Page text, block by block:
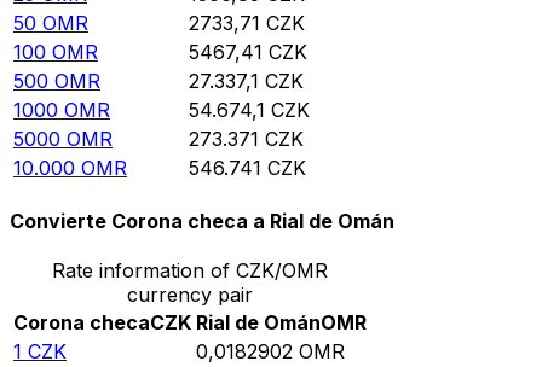
50 OMR 2733,71 CZK
100 OMR 5467,41 CZK
500 OMR 27.337,1 CZK
1000 OMR 54.674,1 CZK
5000 OMR 273.371 CZK
10.000 OMR 546.741 CZK
Convierte Corona checa a Rial de Omán
Rate information of CZK/OMR
currency pair
Corona checaCZK Rial de OmánOMR
1 CZK 0,0182902 OMR